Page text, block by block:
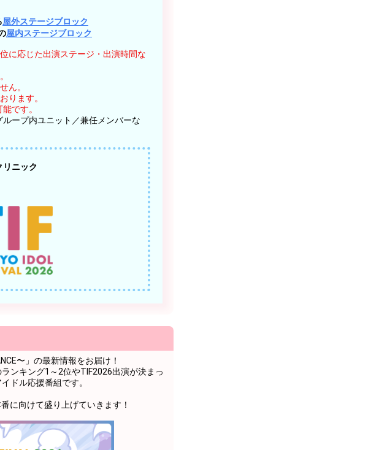
屋外ステージブロック
屋内ステージブロック
に応じた出演ステージ・出演時間な
ん。
ります。
です。
ープ内ユニット／兼任メンバーな
ニック
〜」の最新情報をお届け！
ンキング1～2位やTIF2026出演が決まっ
ドル応援番組です。
に向けて盛り上げていきます！